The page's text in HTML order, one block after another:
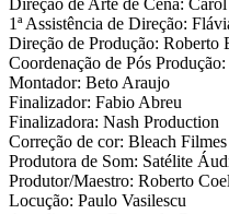
Direção de Arte de Cena:
1ª Assistência de Direção:
Direção de Produção: Roberto
Coordenação de Pós
Montador: Beto Araujo
Finalizador: Fabio Abreu
Finalizadora: Nash Production
Correção de cor: Bleach Filmes
Produtora de Som: Satélite
Produtor/Maestro: Roberto
Locução: Paulo Vasilescu